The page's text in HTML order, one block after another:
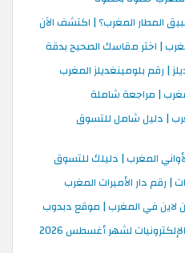
المطار المغرب؟ | اكتشف الآن
| اختر مقاسك الصحيح بدقة
| رقم بلومينغديلز المغرب
| مراجعة شاملة
| دليل شامل للتسوق
المغرب | دليلك للتسوق
| رقم دار الأميرات المغرب
لاين في المغرب | موقع دبدوب
لشهر أغسطس 2026